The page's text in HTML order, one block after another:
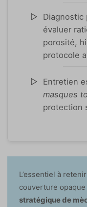
Diagnostic
évaluer
porosité,
protocole
Entretien
masques
protection
L’essentiel à
couverture opaque
stratégique de